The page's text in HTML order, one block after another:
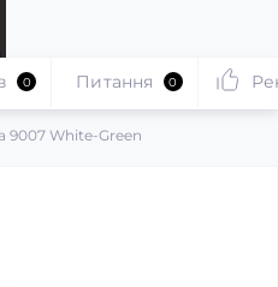
9007 White-Green
0 Питання 0